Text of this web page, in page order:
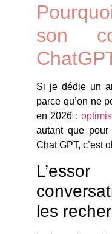
son
Si je dédie un
parce qu’on ne
en 2026 :
autant que
Chat GPT, c’est
les